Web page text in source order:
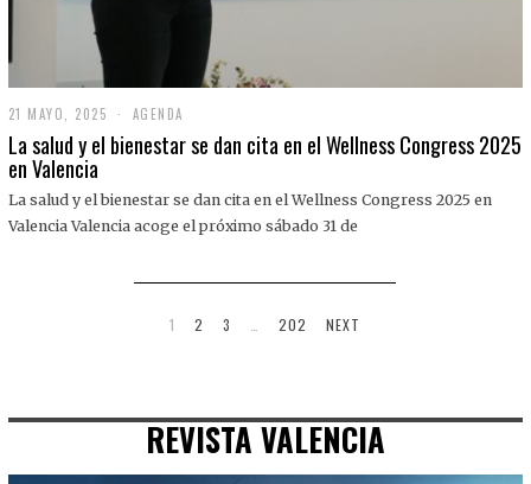
21 MAYO, 2025
1
M
O
,
AGENDA
La salud y el bienestar se dan cita en el Wellness Congress 2025
en Valencia
La salud y el bienestar se dan cita en el Wellness Congress 2025 en
Valencia Valencia acoge el próximo sábado 31 de
1 2 3 202 NEXT
REVISTA VALENCIA